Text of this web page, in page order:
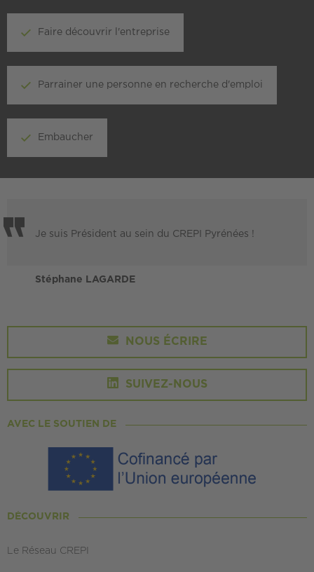
Faire découvrir l'entreprise
Parrainer une personne en recherche d'emploi
Embaucher
Je suis Président au sein du CREPI Pyrénées !
Stéphane LAGARDE
NOUS ÉCRIRE
SUIVEZ-NOUS
AVEC LE SOUTIEN DE
DÉCOUVRIR
Le Réseau CREPI